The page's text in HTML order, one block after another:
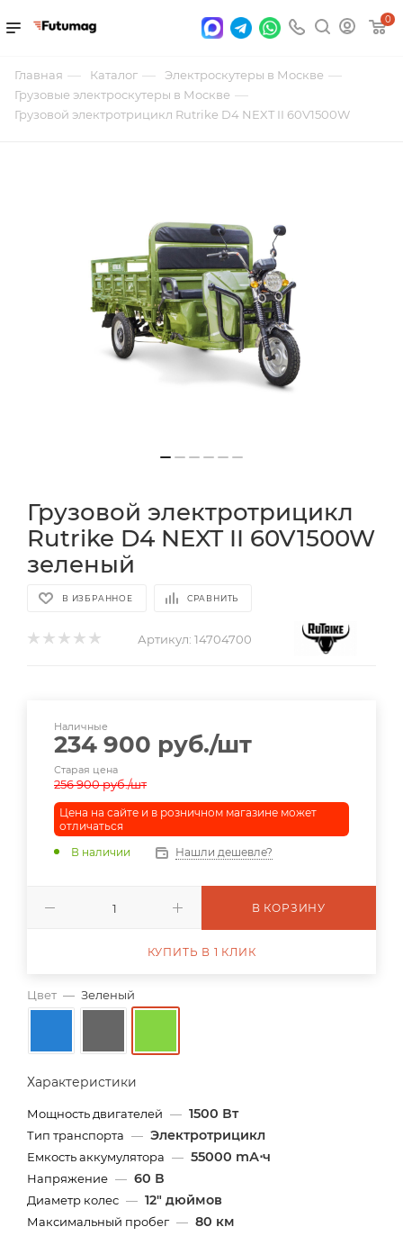
0
Главная — Каталог — Электроскутеры в Москве —
Грузовые электроскутеры в Москве —
Грузовой электротрицикл Rutrike D4 NEXT II 60V1500W
Грузовой электротрицикл
Rutrike D4 NEXT II 60V1500W
зеленый
В ИЗБРАННОЕ СРАВНИТЬ
Артикул: 14704700
Цвет — Зеленый
Характеристики
Мощность двигателей — 1500 Вт
Тип транспорта — Электротрицикл
Емкость аккумулятора — 55000 mА⋅ч
Напряжение — 60 В
Диаметр колес — 12" дюймов
Максимальный пробег — 80 км
Наличные
234 900 руб./шт
Старая цена
256 900руб./шт
Цена на сайте и в розничном магазине может
отличаться
В наличии
Нашли дешевле?
В КОРЗИНУ
КУПИТЬ В 1 КЛИК